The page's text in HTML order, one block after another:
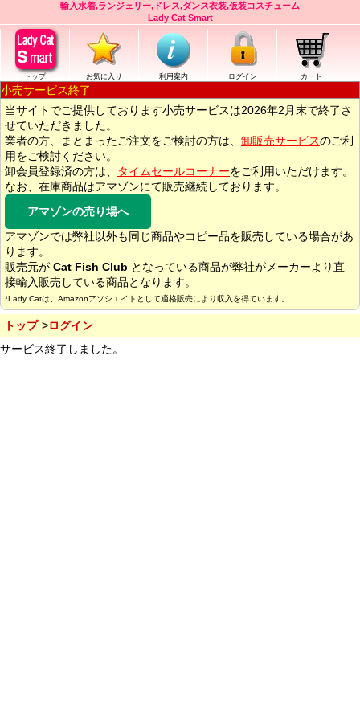
輸入水着,ランジェリー,ドレス,ダンス衣装,仮装コスチューム
Lady Cat Smart
トップ お気に入り 利用案内 ログイン カート
小売サービス終了
当サイトでご提供しております小売サービスは2026年2月末で終了さ
せていただきました。
業者の方、まとまったご注文をご検討の方は、 卸販売サービスのご利
用をご検討ください。
卸会員登録済の方は、
タイムセールコーナーをご利用いただけます。
なお、在庫商品はアマゾンにて販売継続しております。
アマゾンの売り場へ
アマゾンでは弊社以外も同じ商品やコピー品を販売している場合があ
ります。
販売元が Cat Fish Club となっている商品が弊社がメーカーより直
接輸入販売している商品となります。
*Lady Catは、Amazonアソシエイトとして適格販売により収入を得ています。
トップ
ログイン
サービス終了しました。